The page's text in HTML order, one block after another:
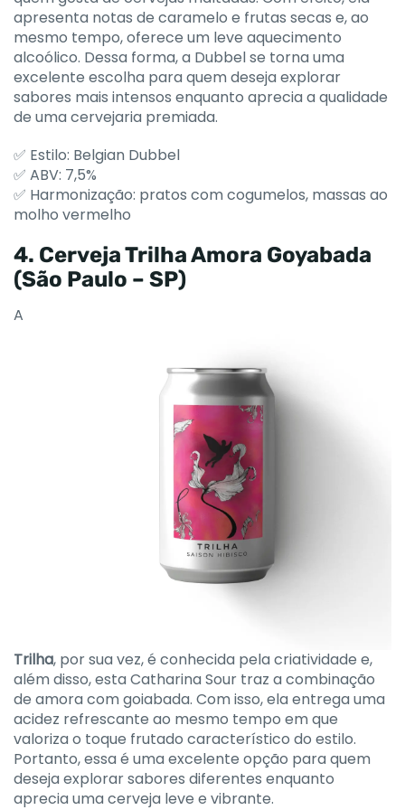
apresenta notas de caramelo e frutas secas e, ao
mesmo tempo, oferece um leve aquecimento
alcoólico. Dessa forma, a Dubbel se torna uma
excelente escolha para quem deseja explorar
sabores mais intensos enquanto aprecia a qualidade
de uma cervejaria premiada.
✅ Estilo: Belgian Dubbel
✅ ABV: 7,5%
✅ Harmonização: pratos com cogumelos, massas ao
molho vermelho
4. Cerveja Trilha Amora Goyabada
(São Paulo – SP)
A
Trilha, por sua vez, é conhecida pela criatividade e,
além disso, esta Catharina Sour traz a combinação
de amora com goiabada. Com isso, ela entrega uma
acidez refrescante ao mesmo tempo em que
valoriza o toque frutado característico do estilo.
Portanto, essa é uma excelente opção para quem
deseja explorar sabores diferentes enquanto
aprecia uma cerveja leve e vibrante.